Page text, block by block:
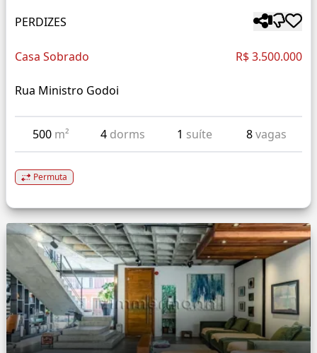
PERDIZES
Casa Sobrado R$ 3.500.000
Rua Ministro Godoi
500 m² 4 dorms 1 suíte 8vagas
Permuta